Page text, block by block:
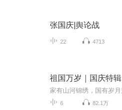
张国庆|舆论战
22 4713
祖国万岁｜国庆特辑
6 82.1万